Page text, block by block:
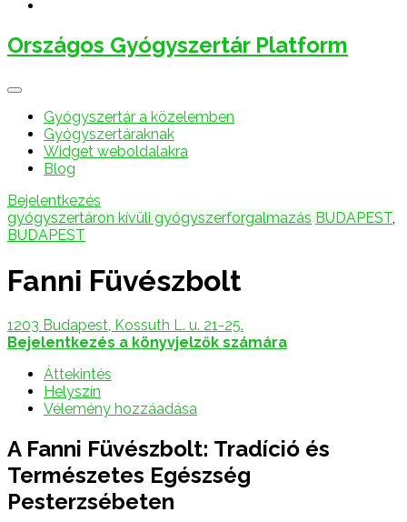
Országos Gyógyszertár Platform
Gyógyszertár a közelemben
Gyógyszertáraknak
Widget weboldalakra
Blog
Bejelentkezés
gyógyszertáron kívüli gyógyszerforgalmazás BUDAPEST,
BUDAPEST
Fanni Füvészbolt
1203 Budapest, Kossuth L. u. 21-25.
Bejelentkezés a könyvjelzők számára
Áttekintés
Helyszín
Vélemény hozzáadása
A Fanni Füvészbolt: Tradíció és
Természetes Egészség
Pesterzsébeten